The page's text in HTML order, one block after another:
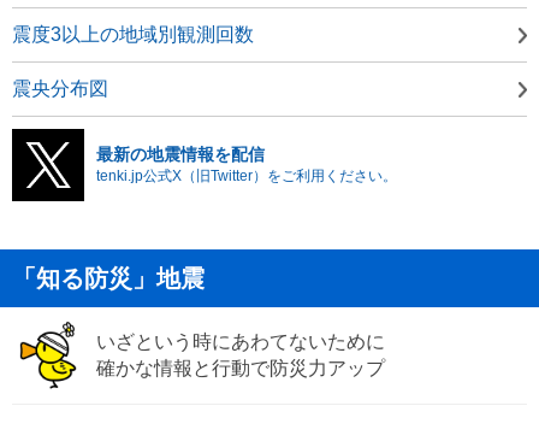
震度3以上の地域別観測回数
震央分布図
最新の地震情報を配信
tenki.jp公式X（旧Twitter）をご利用ください。
「知る防災」地震
いざという時にあわてないために
確かな情報と行動で防災力アップ